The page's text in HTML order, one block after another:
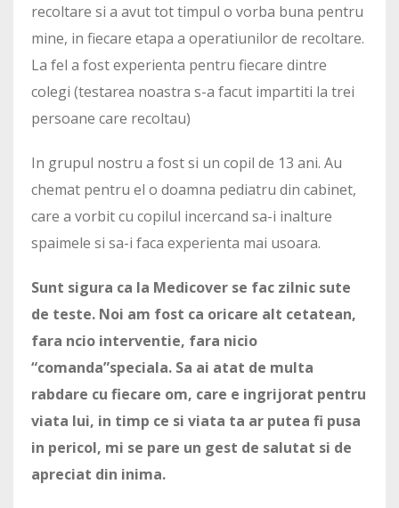
recoltare si a avut tot timpul o vorba buna pentru
mine, in fiecare etapa a operatiunilor de recoltare.
La fel a fost experienta pentru fiecare dintre
colegi (testarea noastra s-a facut impartiti la trei
persoane care recoltau)
In grupul nostru a fost si un copil de 13 ani. Au
chemat pentru el o doamna pediatru din cabinet,
care a vorbit cu copilul incercand sa-i inalture
spaimele si sa-i faca experienta mai usoara.
Sunt sigura ca la Medicover se fac zilnic sute
de teste. Noi am fost ca oricare alt cetatean,
fara ncio interventie, fara nicio
“comanda”speciala. Sa ai atat de multa
rabdare cu fiecare om, care e ingrijorat pentru
viata lui, in timp ce si viata ta ar putea fi pusa
in pericol, mi se pare un gest de salutat si de
apreciat din inima.